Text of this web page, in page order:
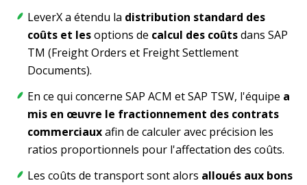
LeverX a étendu la distribution standard des
coûts et lesoptions de calcul des coûtsdans SAP
TM (Freight Orders et Freight Settlement
Documents).
En ce qui concerne SAP ACM et SAP TSW, l'équipe a
mis en œuvre le fractionnement des contrats
commerciauxafin de calculer avec précision les
ratios proportionnels pour l'affectation des coûts.
Les coûts de transport sont alors alloués aux bons